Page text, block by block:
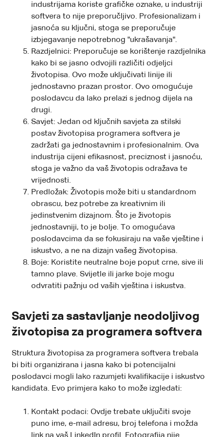
industrijama koriste grafičke oznake, u industriji
softvera to nije preporučljivo. Profesionalizam i
jasnoća su ključni, stoga se preporučuje
izbjegavanje nepotrebnog "ukrašavanja".
Razdjelnici: Preporučuje se korištenje razdjelnika
kako bi se jasno odvojili različiti odjeljci
životopisa. Ovo može uključivati linije ili
jednostavno prazan prostor. Ovo omogućuje
poslodavcu da lako prelazi s jednog dijela na
drugi.
Savjet: Jedan od ključnih savjeta za stilski
postav životopisa programera softvera je
zadržati ga jednostavnim i profesionalnim. Ova
industrija cijeni efikasnost, preciznost i jasnoću,
stoga je važno da vaš životopis odražava te
vrijednosti.
Predložak: Životopis može biti u standardnom
obrascu, bez potrebe za kreativnim ili
jedinstvenim dizajnom. Što je životopis
jednostavniji, to je bolje. To omogućava
poslodavcima da se fokusiraju na vaše vještine i
iskustvo, a ne na dizajn vašeg životopisa.
Boje: Koristite neutralne boje poput crne, sive ili
tamno plave. Svijetle ili jarke boje mogu
odvratiti pažnju od vaših vještina i iskustva.
Savjeti za sastavljanje neodoljivog
životopisa za programera softvera
Struktura životopisa za programera softvera trebala
bi biti organizirana i jasna kako bi potencijalni
poslodavci mogli lako razumjeti kvalifikacije i iskustvo
kandidata. Evo primjera kako to može izgledati:
Kontakt podaci: Ovdje trebate uključiti svoje
puno ime, e-mail adresu, broj telefona i možda